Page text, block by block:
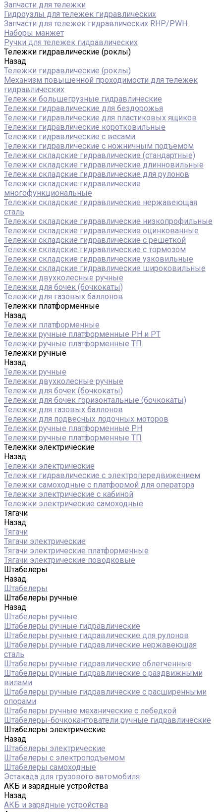
Запчасти для тележки
Гидроузлы для тележек гидравлических
Запчасти для тележек гидравлических RHP/PWH
Наборы манжет
Ручки для тележек гидравлических
Тележки гидравлические (роклы)
Назад
Тележки гидравлические (роклы)
Механизм повышенной проходимости для тележек
гидравлических
Тележки большегрузные гидравлические
Тележки гидравлические для бездорожья
Тележки гидравлические для пластиковых ящиков
Тележки гидравлические коротковильные
Тележки гидравлические с весами
Тележки гидравлические с ножничным подъемом
Тележки складские гидравлические (стандартные)
Тележки складские гидравлические длинновильные
Тележки складские гидравлические для рулонов
Тележки складские гидравлические
многофункциональные
Тележки складские гидравлические нержавеющая
сталь
Тележки складские гидравлические низкопрофильные
Тележки складские гидравлические оцинкованные
Тележки складские гидравлические с решеткой
Тележки складские гидравлические с тормозом
Тележки складские гидравлические узковильные
Тележки складские гидравлические широковильные
Тележки двухколесные ручные
Тележки для бочек (бочкокаты)
Тележки для газовых баллонов
Тележки платформенные
Назад
Тележки платформенные
Тележки ручные платформенные PH и PT
Тележки ручные платформенные ТП
Тележки ручные
Назад
Тележки ручные
Тележки двухколесные ручные
Тележки для бочек (бочкокаты)
Тележки для бочек горизонтальные (бочкокаты)
Тележки для газовых баллонов
Тележки для подвесных лодочных моторов
Тележки ручные платформенные PH
Тележки ручные платформенные ТП
Тележки электрические
Назад
Тележки электрические
Тележки гидравлические с электропередвижением
Тележки самоходные с платформой для оператора
Тележки электрические с кабиной
Тележки электрические самоходные
Тягачи
Назад
Тягачи
Тягачи электрические
Тягачи электрические платформенные
Тягачи электрические поводковые
Штабелеры
Назад
Штабелеры
Штабелеры ручные
Назад
Штабелеры ручные
Штабелеры ручные гидравлические
Штабелеры ручные гидравлические для рулонов
Штабелеры ручные гидравлические нержавеющая
сталь
Штабелеры ручные гидравлические облегченные
Штабелеры ручные гидравлические с раздвижными
вилами
Штабелеры ручные гидравлические с расширенными
опорами
Штабелеры ручные механические с лебедкой
Штабелеры-бочкокантователи ручные гидравлические
Штабелеры электрические
Назад
Штабелеры электрические
Штабелеры с электроподъемом
Штабелеры самоходные
Эстакада для грузового автомобиля
АКБ и зарядные устройства
Назад
АКБ и зарядные устройства